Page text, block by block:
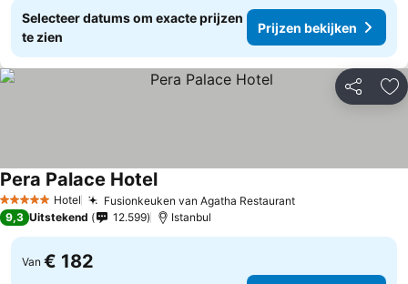
Selecteer datums om exacte prijzen
te zien
Prijzen bekijken
Delen
5 Sterren Hotel Fusionkeuken van Agatha Restaurant
Pera Palace Hotel
9,3 Uitstekend 12.599 Istanbul
Van € 182